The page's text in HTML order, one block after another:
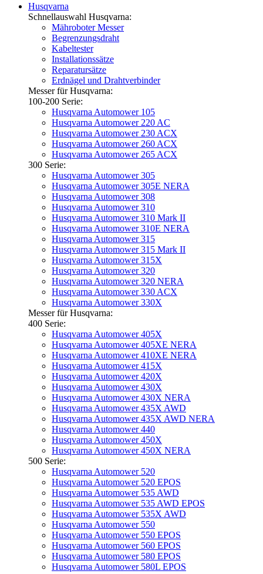
Husqvarna
Schnellauswahl Husqvarna:
Mähroboter Messer
Begrenzungsdraht
Kabeltester
Installationssätze
Reparatursätze
Erdnägel und Drahtverbinder
Messer für Husqvarna:
100-200 Serie:
Husqvarna Automower 105
Husqvarna Automower 220 AC
Husqvarna Automower 230 ACX
Husqvarna Automower 260 ACX
Husqvarna Automower 265 ACX
300 Serie:
Husqvarna Automower 305
Husqvarna Automower 305E NERA
Husqvarna Automower 308
Husqvarna Automower 310
Husqvarna Automower 310 Mark II
Husqvarna Automower 310E NERA
Husqvarna Automower 315
Husqvarna Automower 315 Mark II
Husqvarna Automower 315X
Husqvarna Automower 320
Husqvarna Automower 320 NERA
Husqvarna Automower 330 ACX
Husqvarna Automower 330X
Messer für Husqvarna:
400 Serie:
Husqvarna Automower 405X
Husqvarna Automower 405XE NERA
Husqvarna Automower 410XE NERA
Husqvarna Automower 415X
Husqvarna Automower 420X
Husqvarna Automower 430X
Husqvarna Automower 430X NERA
Husqvarna Automower 435X AWD
Husqvarna Automower 435X AWD NERA
Husqvarna Automower 440
Husqvarna Automower 450X
Husqvarna Automower 450X NERA
500 Serie:
Husqvarna Automower 520
Husqvarna Automower 520 EPOS
Husqvarna Automower 535 AWD
Husqvarna Automower 535 AWD EPOS
Husqvarna Automower 535X AWD
Husqvarna Automower 550
Husqvarna Automower 550 EPOS
Husqvarna Automower 560 EPOS
Husqvarna Automower 580 EPOS
Husqvarna Automower 580L EPOS